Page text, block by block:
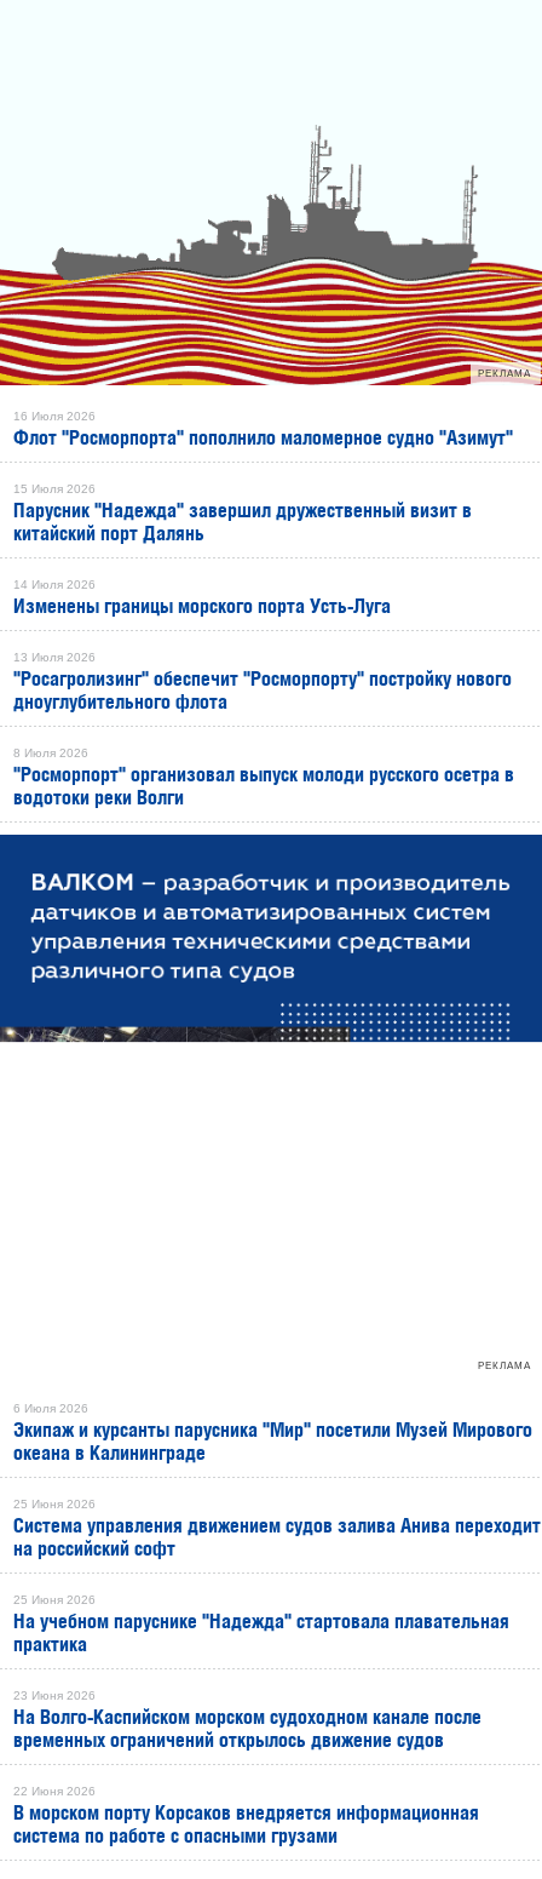
РЕКЛАМА
16 Июля 2026
Флот "Росморпорта" пополнило маломерное судно "Азимут"
15 Июля 2026
Парусник "Надежда" завершил дружественный визит в
китайский порт Далянь
14 Июля 2026
Изменены границы морского порта Усть-Луга
13 Июля 2026
"Росагролизинг" обеспечит "Росморпорту" постройку нового
дноуглубительного флота
8 Июля 2026
"Росморпорт" организовал выпуск молоди русского осетра в
водотоки реки Волги
РЕКЛАМА
6 Июля 2026
Экипаж и курсанты парусника "Мир" посетили Музей Мирового
океана в Калининграде
25 Июня 2026
Система управления движением судов залива Анива переходит
на российский софт
25 Июня 2026
На учебном паруснике "Надежда" стартовала плавательная
практика
23 Июня 2026
На Волго-Каспийском морском судоходном канале после
временных ограничений открылось движение судов
22 Июня 2026
В морском порту Корсаков внедряется информационная
система по работе с опасными грузами